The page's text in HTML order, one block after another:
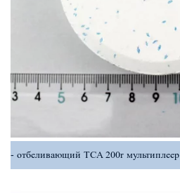
отбеливающий TCA 200r мультиплеер